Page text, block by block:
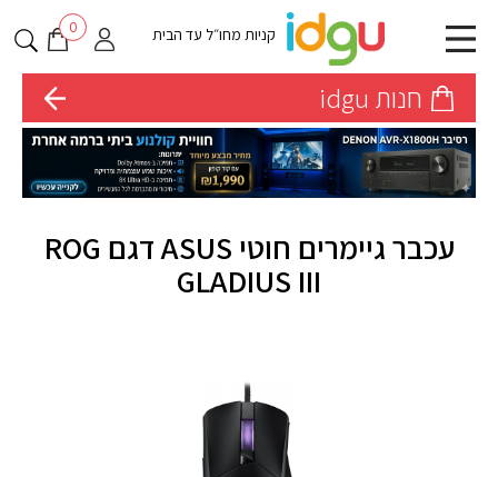
קניות מחו״ל עד הבית 0
חנות idgu
עכבר גיימרים חוטי ASUS דגם ROG
GLADIUS III